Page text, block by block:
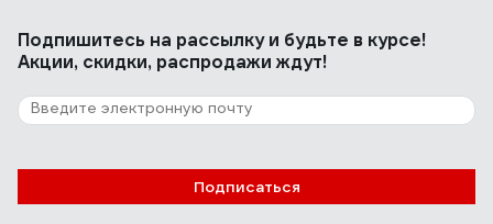
осветить дорогу в спальне с целью не вляпаться в
мины, разложенные моим мелким щенком". Надёжно
в неположенном месте собаку с укоризной.
Отзыв о светильнике ЭРА NLED4911WW
Подпишитесь на рассылкуи будьте в курсе!
Акции, скидки, распродажи ждут!
Подписаться